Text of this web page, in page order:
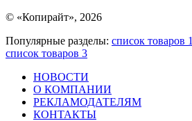
© «Копирайт», 2026
Популярные разделы: список товаров 1
список товаров 3
НОВОСТИ
О КОМПАНИИ
РЕКЛАМОДАТЕЛЯМ
КОНТАКТЫ